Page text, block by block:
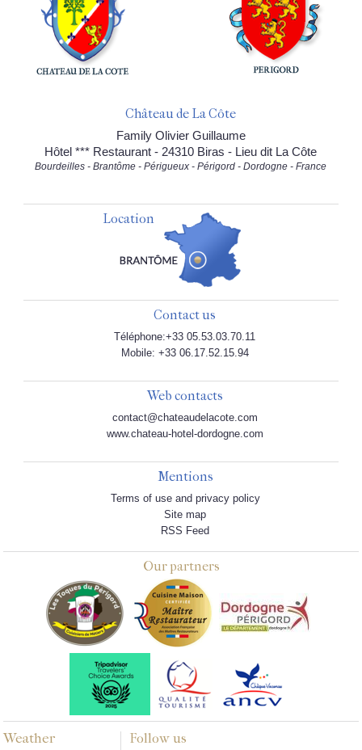
Château de La Côte
Family Olivier Guillaume
Hôtel *** Restaurant - 24310 Biras - Lieu dit La Côte
Bourdeilles - Brantôme - Périgueux - Périgord - Dordogne - France
Location
Contact us
Téléphone:+33 05.53.03.70.11
Mobile: +33 06.17.52.15.94
Web contacts
contact@chateaudelacote.com
www.chateau-hotel-dordogne.com
Mentions
Terms of use and privacy policy
Site map
RSS Feed
Our partners
Weather Follow us